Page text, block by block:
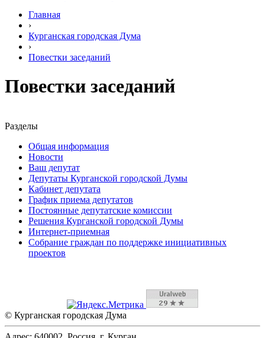
Главная
›
Курганская городская Дума
›
Повестки заседаний
Повестки заседаний
Разделы
Общая информация
Новости
Ваш депутат
Депутаты Курганской городской Думы
Кабинет депутата
График приема депутатов
Постоянные депутатские комиссии
Решения Курганской городской Думы
Интернет-приемная
Собрание граждан по поддержке инициативных
проектов
© Курганская городская Дума